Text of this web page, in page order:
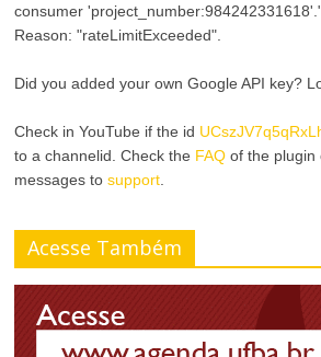
consumer
Reason: "rateLimitExceeded".
Did you added your own Google API key?
Check in YouTube if the id
to a channelid. Check the FAQ of the plugin
messages tosupport
Acesse Também